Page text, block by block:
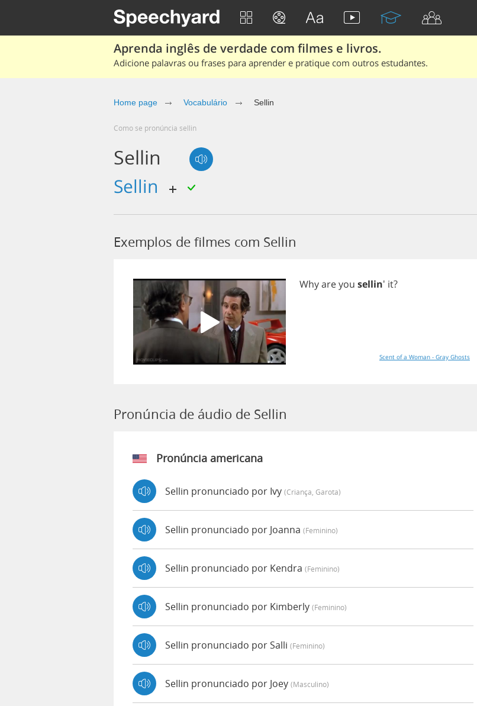
Aprenda inglês de verdade com filmes e livros.
Adicione palavras ou frases para aprender e pratique com outros estudantes.
Home page Vocabulário Sellin
Como se pronúncia sellin
Sellin
Sellin
Exemplos de filmes com Sellin
Whyareyou sellin' it?
Scent of a Woman - Gray Ghosts
Pronúncia de áudio de Sellin
Pronúncia americana
Sellin pronunciado por Ivy (criança, Garota)
Sellin pronunciado por Joanna (feminino)
Sellin pronunciado por Kendra (feminino)
Sellin pronunciado por Kimberly (feminino)
Sellin pronunciado por Salli (feminino)
Sellin pronunciado por Joey (masculino)